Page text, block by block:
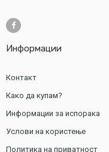
Информации
Контакт
Како да купам?
Информации за испорака
Услови на користење
Политика на приватност